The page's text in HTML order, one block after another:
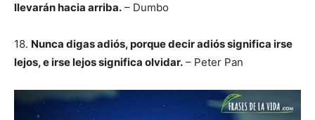
llevarán hacia arriba. – Dumbo
18. Nunca digas adiós, porque decir adiós significa irse
lejos, e irse lejos significa olvidar. – Peter Pan